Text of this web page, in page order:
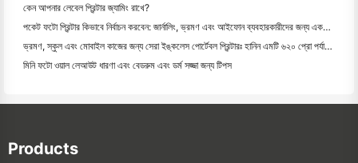
কেন আপনার লেবেল প্রিন্টার জ্যামিং রাখে?
পকেট ফটো প্রিন্টার কিভাবে নির্বাচন করবেন: জার্নালিং, ভ্রমণ এবং আইফোন ব্যবহারকারীদের জন্য একটি সম্পূর্ণ গাই
ভ্রমণ, স্কুল এবং মোবাইল কাজের জন্য সেরা ইঙ্কলেস পোর্টেবল প্রিন্টারঃ হানিন এমটি ৬২০ প্রো পর্যালোচনা
মিনি ফটো ওয়াল লেআউট ধারণা এবং বেডরুম এবং ডর্ম সজ্জা জন্য টিপস
Products